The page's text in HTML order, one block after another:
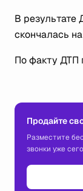
В
скончалась
По факту ДТП
Продайте
Разместите
звонки уже